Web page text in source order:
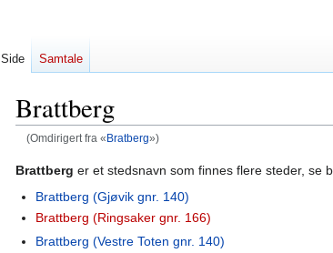
Brattberg
(Omdirigert fra « Bratberg»)
Hopp
Hopp
Brattberg er et stedsnavn som finnes flere steder, se
Brattberg (Gjøvik gnr. 140)
Brattberg (Ringsaker gnr. 166)
Brattberg (Vestre Toten gnr. 140)
Side Samtale